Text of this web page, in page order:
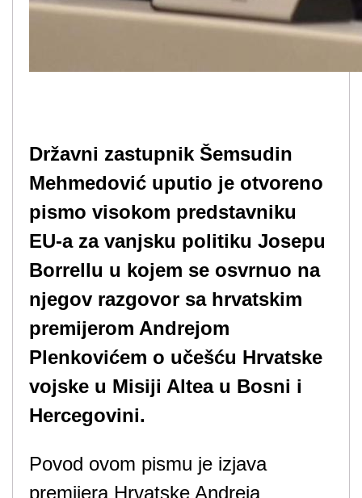
Državni zastupnik Šemsudin
Mehmedović uputio je otvoreno
pismo visokom predstavniku
EU-a za vanjsku politiku Josepu
Borrellu u kojem se osvrnuo na
njegov razgovor sa hrvatskim
premijerom Andrejom
Plenkovićem o učešću Hrvatske
vojske u Misiji Altea u Bosni i
Hercegovini.
Povod ovom pismu je izjava
premijera Hrvatske Andreja